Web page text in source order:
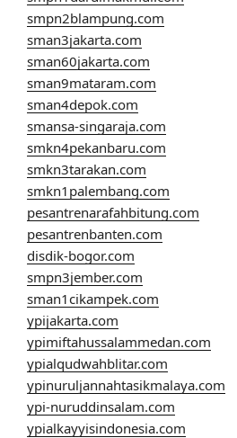
smpn2blampung.com
sman3jakarta.com
sman60jakarta.com
sman9mataram.com
sman4depok.com
smansa-singaraja.com
smkn4pekanbaru.com
smkn3tarakan.com
smkn1palembang.com
pesantrenarafahbitung.com
pesantrenbanten.com
disdik-bogor.com
smpn3jember.com
sman1cikampek.com
ypijakarta.com
ypimiftahussalammedan.com
ypialqudwahblitar.com
ypinuruljannahtasikmalaya.com
ypi-nuruddinsalam.com
ypialkayyisindonesia.com